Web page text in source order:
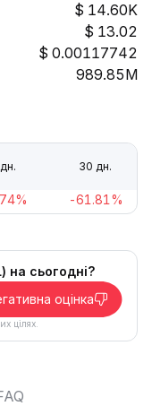
14.60K
13.02
0.00117742
989.85M
30 дн.
-61.81%
на сьогодні?
оцінка
цілях.